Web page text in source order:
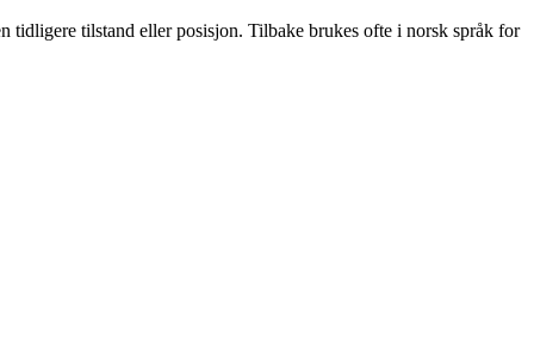
tidligere tilstand eller posisjon. Tilbake brukes ofte i norsk språk for